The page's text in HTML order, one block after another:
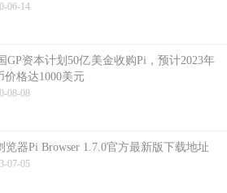
06-14
GP资本计划50亿美金收购Pi，预计2023年
价格达1000美元
08-08
览器Pi Browser 1.7.0官方最新版下载地址
07-05